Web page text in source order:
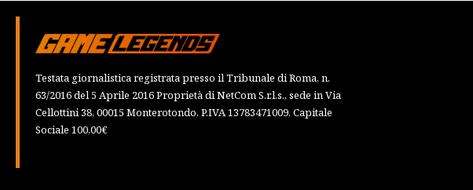
Testata giornalistica registrata presso il Tribunale di Roma, n.
63/2016 del 5 Aprile 2016 Proprietà di NetCom S.r.l.s., sede in Via
Cellottini 38, 00015 Monterotondo, P.IVA 13783471009, Capitale
Sociale 100,00€